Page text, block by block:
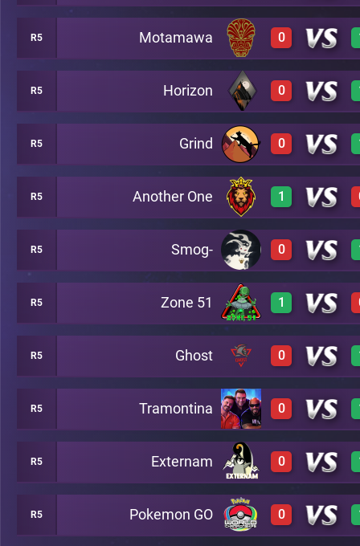
0 A10
R5 Motamawa 0
0 A10
R5 Horizon 0
0 A10
R5 Grind 0
1 A10
R5 Another One 1
3 A10
R5 Smog- 0
0 A10
R5 Zone 51 1
A10
R5 Ghost 0
0 A10
R5 Tramontina 0
0 A10
R5 Externam 0
0 A10
R5 Pokemon GO 0